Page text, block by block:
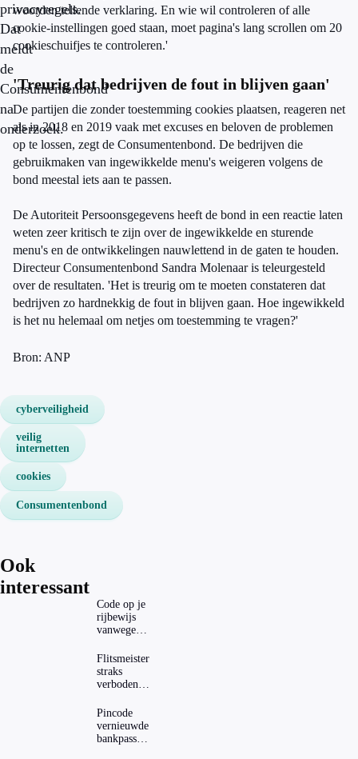
privacyregels.
Dat
meldt
de
Consumentenbond
na
onderzoek.
woorden tellende verklaring. En wie wil controleren of alle
cookie-instellingen goed staan, moet pagina's lang scrollen om 20
cookieschuifjes te controleren.'
'Treurig dat bedrijven de fout in blijven gaan'
De partijen die zonder toestemming cookies plaatsen, reageren net
als in 2018 en 2019 vaak met excuses en beloven de problemen
op te lossen, zegt de Consumentenbond. De bedrijven die
gebruikmaken van ingewikkelde menu's weigeren volgens de
bond meestal iets aan te passen.
De Autoriteit Persoonsgegevens heeft de bond in een reactie laten
weten zeer kritisch te zijn over de ingewikkelde en sturende
menu's en de ontwikkelingen nauwlettend in de gaten te houden.
Directeur Consumentenbond Sandra Molenaar is teleurgesteld
over de resultaten. 'Het is treurig om te moeten constateren dat
bedrijven zo hardnekkig de fout in blijven gaan. Hoe ingewikkeld
is het nu helemaal om netjes om toestemming te vragen?'
Bron: ANP
cyberveiligheid
veilig
internetten
cookies
Consumentenbond
Ook
interessant
Code op je
rijbewijs
vanwege
autisme?
Zo
verwijder
Flitsmeister
straks
verboden?
regels in
Nederland
en het
buitenland
Pincode
vernieuwde
bankpassen